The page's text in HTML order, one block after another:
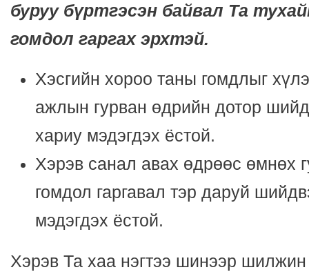
буруу бүртгэсэн байвал Та
гомдол гаргах эрхтэй.
Хэсгийн хороо таны гомдлыг
ажлын гурван өдрийн дотор
хариу мэдэгдэх ёстой.
Хэрэв санал авах өдрөөс өмнөх
гомдол гаргавал тэр даруй
мэдэгдэх ёстой.
Хэрэв Та хаа нэгтээ шинээр